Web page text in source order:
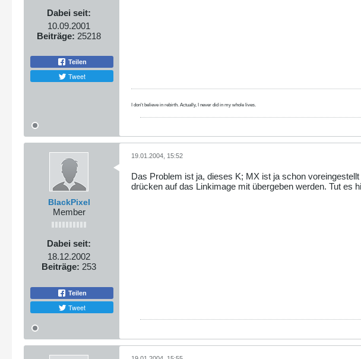
Dabei seit:
10.09.2001
Beiträge: 25218
Teilen
Tweet
I don't believe in rebirth. Actually, I never did in my whole lives.
BlackPixel
Member
Dabei seit:
18.12.2002
Beiträge: 253
Teilen
Tweet
19.01.2004, 15:52
Das Problem ist ja, dieses K; MX ist ja schon
drücken auf das Linkimage mit übergeben werden. Tut es